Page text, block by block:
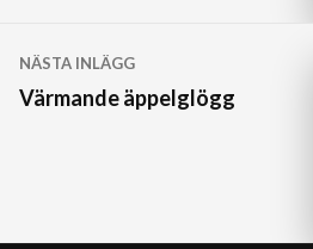
NÄSTA INLÄGG
Värmande äppelglögg